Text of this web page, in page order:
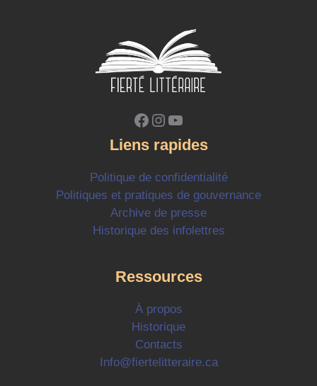
Facebook
Instagram
YouTube
Liens rapides
Politique de confidentialité
Politiques et pratiques de gouvernance
Archive de presse
Historique des infolettres
Ressources
À propos
Historique
Contacts
Info@fiertelitteraire.ca